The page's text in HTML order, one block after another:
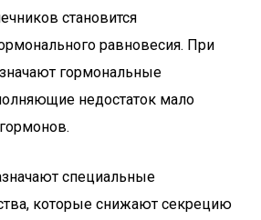
становится
равновесия. При
гормональные
недостаток мало
специальные
которые снижают секрецию